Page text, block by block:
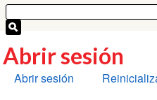
Abrir sesión
Solapas
Abrir sesión